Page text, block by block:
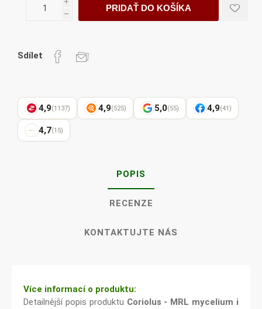
i
h
PRIDAŤ DO KOŠÍKA
Sdílet
4,9(1137) 4,9(525) 5,0(55) 4,9(41)
4,7(15)
POPIS
RECENZE
KONTAKTUJTE NÁS
Více informací o produktu:
Detailnější popis produktu Coriolus - MRL mycelium i